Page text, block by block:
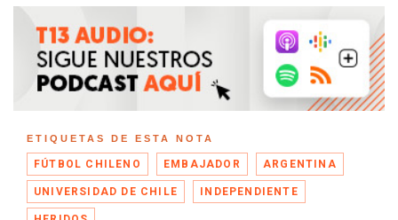
ETIQUETAS DE ESTA NOTA
FÚTBOL CHILENO EMBAJADOR ARGENTINA
UNIVERSIDAD DE CHILE INDEPENDIENTE